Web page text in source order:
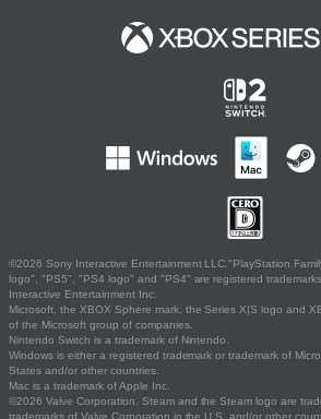
©2026 Sony Interactive Entertainment LLC."PlayStation
logo", "PS5", "PS4 logo" and "PS4" are registered
Interactive Entertainment Inc.
Microsoft, the XBOX Sphere mark, the Series X|S logo and
of the Microsoft group of companies.
Nintendo Switch is a trademark of Nintendo.
Windows is either a registered trademark or trademark of
States and/or other countries.
Mac is a trademark of Apple Inc.
©2026 Valve Corporation. Steam and the Steam logo are
trademarks of Valve Corporation in the U.S. and/or other